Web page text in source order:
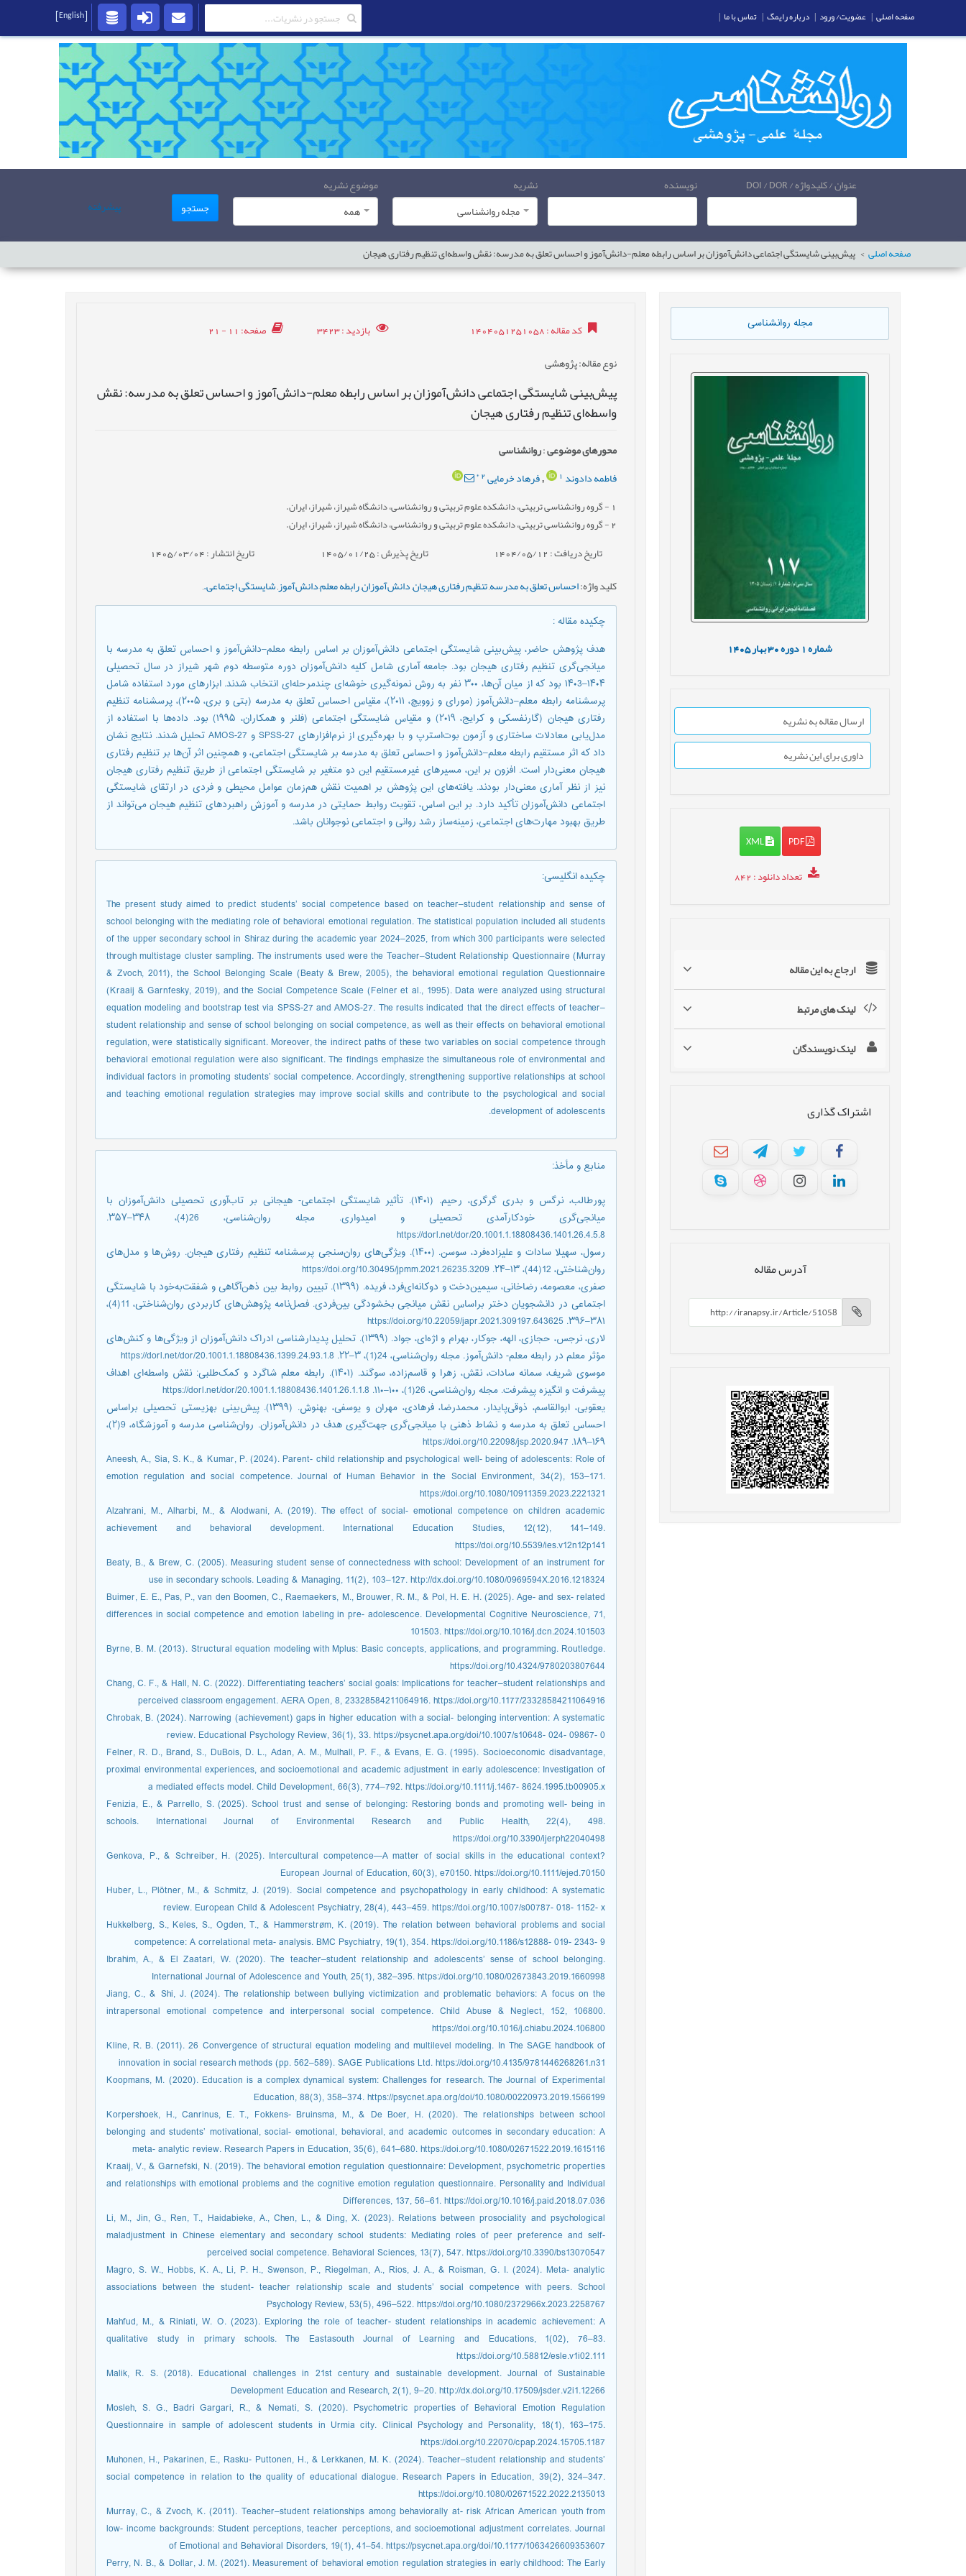
عنوان / کلیدواژه / DOI / DOR نویسنده
نشریه
مجله روانشناسی
موضوع نشریه
همه
جستجو پیشرفته
صفحه اصلی پیش‌بینی شایستگی اجتماعی دانش‌آموزان بر اساس رابطه معلم-دانش‌آموز و احساس تعلق به مدرسه: نقش واسطه‌ای تنظیم رفتاری هیجان
مجله روانشناسی
شماره دوره بهار1405
ارسال مقاله به نشریه
داوری برای این نشریه
PDF
XML
تعداد دانلود: 842
ارجاع به این مقاله
لینک های مرتبط
لینک نویسندگان
اشتراک گذاری
آدرس مقاله
کد مقاله: 1404051251058 بازدید: 3423 صفحه: 11 - 21
نوع مقاله: پژوهشی
پیش‌بینی شایستگی اجتماعی دانش‌آموزان بر اساس رابطه معلم-دانش‌آموز و احساس تعلق به مدرسه: نقش
واسطه‌ای تنظیم رفتاری هیجان
محورهای موضوعی:روانشناسی
فاطمه دادوند 1
,فرهاد خرمایی2
*
1 - گروه روان‏شناسی تربیتی، دانشکده علوم تربیتی و روان‏شناسی، دانشگاه شیراز، شیراز، ایران.
2- گروه روان‏شناسی تربیتی، دانشکده علوم تربیتی و روان‏شناسی، دانشگاه شیراز، شیراز، ایران.
تاریخ دریافت : 1404/05/12 تاریخ پذیرش : 1405/01/25 تاریخ انتشار : 1405/03/04
کلید واژه:احساس تعلق به مدرسه,تنظیم رفتاری هیجان,دانش‌آموزان,رابطه معلم–دانش‌آموز,شایستگی اجتماعی.,
چکیده مقاله:
هدف پژوهش حاضر، پیش‌بینی شایستگی اجتماعی دانش‌آموزان بر اساس رابطه معلم–دانش‌آموز و احساس تعلق به مدرسه با
میانجی‌گری تنظیم رفتاری هیجان بود. جامعه آماری شامل کلیه دانش‌آموزان دوره متوسطه دوم شهر شیراز در سال تحصیلی
۱۴۰۴–۱۴۰3 بود که از میان آن‌ها، ۳۰۰ نفر به روش نمونه‌گیری خوشه‌ای چندمرحله‌ای انتخاب شدند. ابزارهای مورد استفاده شامل
پرسشنامه رابطه معلم–دانش‌آموز (مورای و زوویچ، ۲۰۱۱)، مقیاس احساس تعلق به مدرسه (بتی و بری، ۲۰۰۵)، پرسشنامه تنظیم
رفتاری هیجان (گارنفسکی و کرایج، ۲۰۱۹) و مقیاس شایستگی اجتماعی (فلنر و همکاران، ۱۹۹۵) بود. داده‌ها با استفاده از
مدل‌یابی معادلات ساختاری و آزمون بوت‌استرپ و با بهره‌گیری از نرم‌افزارهای SPSS-27 و AMOS-27 تحلیل شدند. نتایج نشان
داد که اثر مستقیم رابطه معلم–دانش‌آموز و احساس تعلق به مدرسه بر شایستگی اجتماعی، و همچنین اثر آن‌ها بر تنظیم رفتاری
هیجان معنی‌دار است. افزون بر این، مسیرهای غیرمستقیم این دو متغیر بر شایستگی اجتماعی از طریق تنظیم رفتاری هیجان
نیز از نظر آماری معنی‌دار بودند. یافته‌های این پژوهش بر اهمیت نقش هم‌زمان عوامل محیطی و فردی در ارتقای شایستگی
اجتماعی دانش‌آموزان تأکید دارد. بر این اساس، تقویت روابط حمایتی در مدرسه و آموزش راهبردهای تنظیم هیجان می‌تواند از
طریق بهبود مهارت‌های اجتماعی، زمینه‌ساز رشد روانی و اجتماعی نوجوانان باشد.
چکیده انگلیسی:
The present study aimed to predict students’ social competence based on teacher–student relationship and sense of
school belonging with the mediating role of behavioral emotional regulation. The statistical population included all students
of the upper secondary school in Shiraz during the academic year 2024–2025, from which 300 participants were selected
through multistage cluster sampling. The instruments used were the Teacher–Student Relationship Questionnaire (Murray
& Zvoch, 2011), the School Belonging Scale (Beaty & Brew, 2005), the behavioral emotional regulation Questionnaire
(Kraaij & Garnfesky, 2019), and the Social Competence Scale (Felner et al., 1995). Data were analyzed using structural
equation modeling and bootstrap test via SPSS-27 and AMOS-27. The results indicated that the direct effects of teacher–
student relationship and sense of school belonging on social competence, as well as their effects on behavioral emotional
regulation, were statistically significant. Moreover, the indirect paths of these two variables on social competence through
behavioral emotional regulation were also significant. The findings emphasize the simultaneous role of environmental and
individual factors in promoting students’ social competence. Accordingly, strengthening supportive relationships at school
and teaching emotional regulation strategies may improve social skills and contribute to the psychological and social
development of adolescents.
منابع و مأخذ:
پورطالب، نرگس و بدری گرگری، رحیم. (۱۴۰۱). تأثیر شایستگی اجتماعی- هیجانی بر تاب‌آوری تحصیلی دانش‌آموزان با
میانجی‌گری خودکارآمدی تحصیلی و امیدواری. مجله روان‌شناسی، 26(4)، ۳۴۸–۳۵۷.
https://dorl.net/dor/20.1001.1.18808436.1401.26.4.5.8
رسول، سهیلا سادات و علیزاده‌فرد، سوسن. (۱۴۰۰). ویژگی‌های روان‌سنجی پرسشنامه تنظیم رفتاری هیجان. روش‌ها و مدل‌های
روان‌شناختی، 12(44)، ۱۳–۲۴. https://doi.org/10.30495/jpmm.2021.26235.3209
صفری، معصومه، رضاخانی، سیمین‌دخت و دوکانه‌ای‌فرد، فریده. (۱۳۹۹). تبیین روابط بین ذهن‌آگاهی و شفقت‌به‌خود با شایستگی
اجتماعی در دانشجویان دختر براساس نقش میانجی بخشودگی بین‌فردی. فصل‌نامه پژوهش‌های کاربردی روان‌شناختی، 11(4)،
۳۸۱–۳۹۶. https://doi.org/10.22059/japr.2021.309197.643625
لاری، نرجس، حجازی، الهه، جوکار، بهرام و اژه‌ای، جواد. (۱۳۹۹). تحلیل پدیدارشناسی ادراک دانش‌آموزان از ویژگی‌ها و کنش‌های
مؤثر معلم در رابطه معلم- دانش‌آموز. مجله روان‌شناسی، 24(1)، ۳–۲۲. https://dorl.net/dor/20.1001.1.18808436.1399.24.93.1.8
موسوی شریف، سمانه سادات، نقش، زهرا و قاسم‌زاده، سوگند. (۱۴۰۱). رابطه معلم شاگرد و کمک‌طلبی: نقش واسطه‌ای اهداف
پیشرفت و انگیزه پیشرفت. مجله روان‌شناسی، 26(1)، ۱۰۰–۱۱۰. https://dorl.net/dor/20.1001.1.18808436.1401.26.1.1.8
یعقوبی، ابوالقاسم، ذوقی‌پایدار، محمدرضا، فرهادی، مهران و یوسفی، بهنوش. (۱۳۹۹). پیش‌بینی بهزیستی تحصیلی براساس
احساس تعلق به مدرسه و نشاط ذهنی با میانجی‌گری جهت‌گیری هدف در دانش‌آموزان. روان‌شناسی مدرسه و آموزشگاه، 9(۲)،
۱۶۹–۱۸۹. https://doi.org/10.22098/jsp.2020.947
Aneesh, A., Sia, S. K., & Kumar, P. (2024). Parent- child relationship and psychological well- being of adolescents: Role of
emotion regulation and social competence. Journal of Human Behavior in the Social Environment, 34(2), 153–171.
https://doi.org/10.1080/10911359.2023.2221321
Alzahrani, M., Alharbi, M., & Alodwani, A. (2019). The effect of social- emotional competence on children academic
achievement and behavioral development. International Education Studies, 12(12), 141–149.
https://doi.org/10.5539/ies.v12n12p141
Beaty, B., & Brew, C. (2005). Measuring student sense of connectedness with school: Development of an instrument for
use in secondary schools. Leading & Managing, 11(2), 103–127. http://dx.doi.org/10.1080/0969594X.2016.1218324
Buimer, E. E., Pas, P., van den Boomen, C., Raemaekers, M., Brouwer, R. M., & Pol, H. E. H. (2025). Age- and sex- related
differences in social competence and emotion labeling in pre- adolescence. Developmental Cognitive Neuroscience, 71,
101503. https://doi.org/10.1016/j.dcn.2024.101503
Byrne, B. M. (2013). Structural equation modeling with Mplus: Basic concepts, applications, and programming. Routledge.
https://doi.org/10.4324/9780203807644
Chang, C. F., & Hall, N. C. (2022). Differentiating teachers’ social goals: Implications for teacher–student relationships and
perceived classroom engagement. AERA Open, 8, 23328584211064916. https://doi.org/10.1177/23328584211064916
Chrobak, B. (2024). Narrowing (achievement) gaps in higher education with a social- belonging intervention: A systematic
review. Educational Psychology Review, 36(1), 33. https://psycnet.apa.org/doi/10.1007/s10648- 024- 09867- 0
Felner, R. D., Brand, S., DuBois, D. L., Adan, A. M., Mulhall, P. F., & Evans, E. G. (1995). Socioeconomic disadvantage,
proximal environmental experiences, and socioemotional and academic adjustment in early adolescence: Investigation of
a mediated effects model. Child Development, 66(3), 774–792. https://doi.org/10.1111/j.1467- 8624.1995.tb00905.x
Fenizia, E., & Parrello, S. (2025). School trust and sense of belonging: Restoring bonds and promoting well- being in
schools. International Journal of Environmental Research and Public Health, 22(4), 498.
https://doi.org/10.3390/ijerph22040498
Genkova, P., & Schreiber, H. (2025). Intercultural competence—A matter of social skills in the educational context?
European Journal of Education, 60(3), e70150. https://doi.org/10.1111/ejed.70150
Huber, L., Plötner, M., & Schmitz, J. (2019). Social competence and psychopathology in early childhood: A systematic
review. European Child & Adolescent Psychiatry, 28(4), 443–459. https://doi.org/10.1007/s00787- 018- 1152- x
Hukkelberg, S., Keles, S., Ogden, T., & Hammerstrøm, K. (2019). The relation between behavioral problems and social
competence: A correlational meta- analysis. BMC Psychiatry, 19(1), 354. https://doi.org/10.1186/s12888- 019- 2343- 9
Ibrahim, A., & El Zaatari, W. (2020). The teacher–student relationship and adolescents’ sense of school belonging.
International Journal of Adolescence and Youth, 25(1), 382–395. https://doi.org/10.1080/02673843.2019.1660998
Jiang, C., & Shi, J. (2024). The relationship between bullying victimization and problematic behaviors: A focus on the
intrapersonal emotional competence and interpersonal social competence. Child Abuse & Neglect, 152, 106800.
https://doi.org/10.1016/j.chiabu.2024.106800
Kline, R. B. (2011). 26 Convergence of structural equation modeling and multilevel modeling. In The SAGE handbook of
innovation in social research methods (pp. 562–589). SAGE Publications Ltd. https://doi.org/10.4135/9781446268261.n31
Koopmans, M. (2020). Education is a complex dynamical system: Challenges for research. The Journal of Experimental
Education, 88(3), 358–374. https://psycnet.apa.org/doi/10.1080/00220973.2019.1566199
Korpershoek, H., Canrinus, E. T., Fokkens- Bruinsma, M., & De Boer, H. (2020). The relationships between school
belonging and students’ motivational, social- emotional, behavioral, and academic outcomes in secondary education: A
meta- analytic review. Research Papers in Education, 35(6), 641–680. https://doi.org/10.1080/02671522.2019.1615116
Kraaij, V., & Garnefski, N. (2019). The behavioral emotion regulation questionnaire: Development, psychometric properties
and relationships with emotional problems and the cognitive emotion regulation questionnaire. Personality and Individual
Differences, 137, 56–61. https://doi.org/10.1016/j.paid.2018.07.036
Li, M., Jin, G., Ren, T., Haidabieke, A., Chen, L., & Ding, X. (2023). Relations between prosociality and psychological
maladjustment in Chinese elementary and secondary school students: Mediating roles of peer preference and self-
perceived social competence. Behavioral Sciences, 13(7), 547. https://doi.org/10.3390/bs13070547
Magro, S. W., Hobbs, K. A., Li, P. H., Swenson, P., Riegelman, A., Rios, J. A., & Roisman, G. I. (2024). Meta- analytic
associations between the student- teacher relationship scale and students’ social competence with peers. School
Psychology Review, 53(5), 496–522. https://doi.org/10.1080/2372966x.2023.2258767
Mahfud, M., & Riniati, W. O. (2023). Exploring the role of teacher- student relationships in academic achievement: A
qualitative study in primary schools. The Eastasouth Journal of Learning and Educations, 1(02), 76–83.
https://doi.org/10.58812/esle.v1i02.111
Malik, R. S. (2018). Educational challenges in 21st century and sustainable development. Journal of Sustainable
Development Education and Research, 2(1), 9–20. http://dx.doi.org/10.17509/jsder.v2i1.12266
Mosleh, S. G., Badri Gargari, R., & Nemati, S. (2020). Psychometric properties of Behavioral Emotion Regulation
Questionnaire in sample of adolescent students in Urmia city. Clinical Psychology and Personality, 18(1), 163–175.
https://doi.org/10.22070/cpap.2024.15705.1187
Muhonen, H., Pakarinen, E., Rasku- Puttonen, H., & Lerkkanen, M. K. (2024). Teacher–student relationship and students’
social competence in relation to the quality of educational dialogue. Research Papers in Education, 39(2), 324–347.
https://doi.org/10.1080/02671522.2022.2135013
Murray, C., & Zvoch, K. (2011). Teacher–student relationships among behaviorally at- risk African American youth from
low- income backgrounds: Student perceptions, teacher perceptions, and socioemotional adjustment correlates. Journal
of Emotional and Behavioral Disorders, 19(1), 41–54. https://psycnet.apa.org/doi/10.1177/1063426609353607
Perry, N. B., & Dollar, J. M. (2021). Measurement of behavioral emotion regulation strategies in early childhood: The Early
صفحه اصلی | عضویت/ ورود | درباره رایمگ | تماس با ما |
[English]